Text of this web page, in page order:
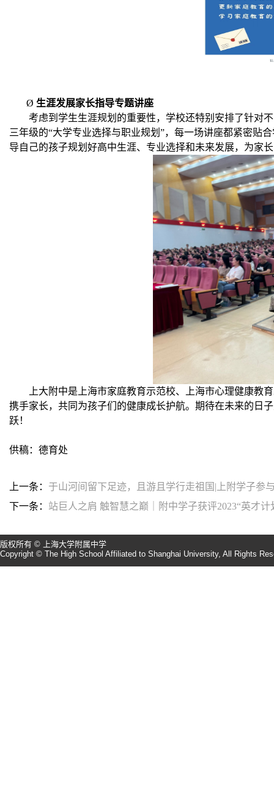
Ø 生涯发展家长指导专题讲座
考虑到学生生涯规划的重要性，学校还特别安排了针对
三年级的“大学专业选择与职业规划”，每一场讲座都紧密贴
导自己的孩子规划好高中生涯、专业选择和未来发展，为家
上大附中是上海市家庭教育示范校、上海市心理健康教
携手家长，共同为孩子们的健康成长护航。期待在未来的日
跃！
供稿：德育处
上一条： 于山河间留下足迹，且游且学行走祖国|上附学子参
下一条： 站巨人之肩 触智慧之巅｜附中学子获评2023“英才
版权所有 © 上海大学附属中学
Copyright © The High School Affiliated to Shanghai University, All Rights